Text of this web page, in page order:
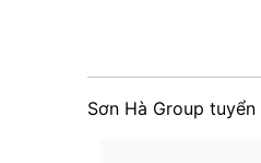
Sơn Hà Group tuyển